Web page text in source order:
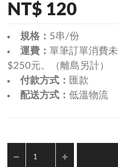
NT$ 120
規格： 5串/份
運費： 單筆訂單消費
$250元。（離島另計）
付款方式： 匯款
配送方式： 低溫物流